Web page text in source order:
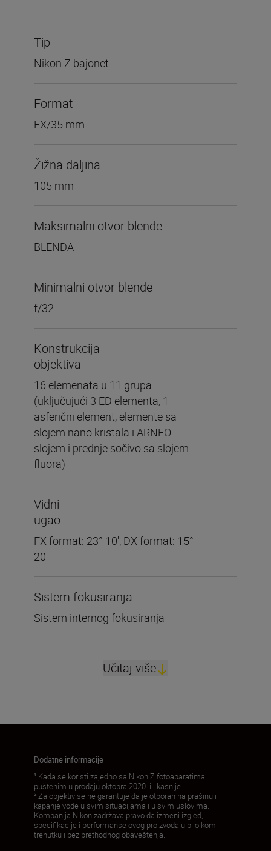
Tip
Nikon Z bajonet
Format
FX/35 mm
Žižna daljina
105 mm
Maksimalni otvor blende
BLENDA
Minimalni otvor blende
f/32
Konstrukcija
objektiva
16 elemenata u 11 grupa
(uključujući 3 ED elementa, 1
asferični element, elemente sa
slojem nano kristala i ARNEO
slojem i prednje sočivo sa slojem
fluora)
Vidni
ugao
FX format: 23° 10', DX format: 15°
20'
Sistem fokusiranja
Sistem internog fokusiranja
Učitaj više
Dodatne informacije
¹ Kada se koristi zajedno sa Nikon Z fotoaparatima
puštenim u prodaju oktobra 2020. ili kasnije.
² Za objektiv se ne garantuje da je otporan na prašinu i
kapanje vode u svim situacijama i u svim uslovima.
Kompanija Nikon zadržava pravo da izmeni izgled,
specifikacije i performanse ovog proizvoda u bilo kom
trenutku i bez prethodnog obaveštenja.